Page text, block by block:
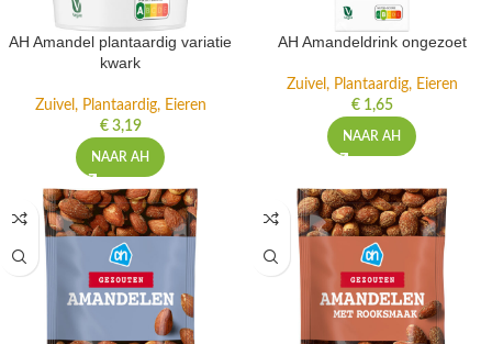
AH Amandel plantaardig variatie
kwark
Zuivel, Plantaardig, Eieren
€3,19
NAAR AH
AH Amandeldrink ongezoet
Zuivel, Plantaardig, Eieren
€1,65
NAAR AH